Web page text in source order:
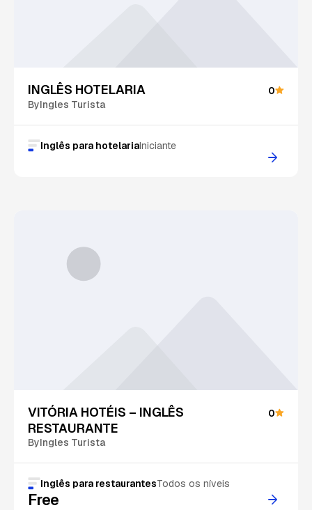
INGLÊS HOTELARIA
0
ByIngles Turista
Inglês para hotelariaIniciante
VITÓRIA HOTÉIS – INGLÊS
RESTAURANTE
0
ByIngles Turista
Inglês para restaurantesTodos os níveis
Free